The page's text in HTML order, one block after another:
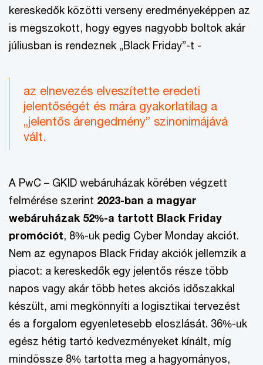
kereskedők közötti verseny eredményeképpen az
is megszokott, hogy egyes nagyobb boltok akár
júliusban is rendeznek „Black Friday”-t -
az elnevezés elveszítette eredeti
jelentőségét és mára gyakorlatilag a
„jelentős árengedmény” szinonimájává
vált.
A PwC – GKID webáruházak körében végzett
felmérése szerint 2023-ban a magyar
webáruházak 52%-a tartott Black Friday
promóciót, 8%-uk pedig Cyber Monday akciót.
Nem az egynapos Black Friday akciók jellemzik a
piacot: a kereskedők egy jelentős része több
napos vagy akár több hetes akciós időszakkal
készült, ami megkönnyíti a logisztikai tervezést
és a forgalom egyenletesebb eloszlását. 36%-uk
egész hétig tartó kedvezményeket kínált, míg
mindössze 8% tartotta meg a hagyományos,